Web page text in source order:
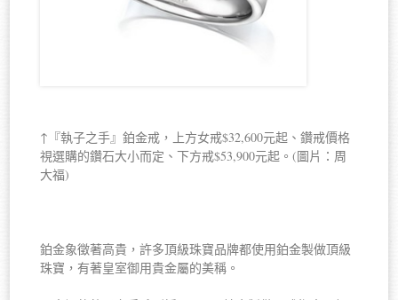
↑『執子之手』鉑金戒，上方女戒$32,600元起、鑽戒價格
視選購的鑽石大小而定、下方戒$53,900元起。(圖片：周
大福)
鉑金象徵著高貴，許多頂級珠寶品牌都使用鉑金製做頂級
珠寶，有著皇室御用貴金屬的美稱。